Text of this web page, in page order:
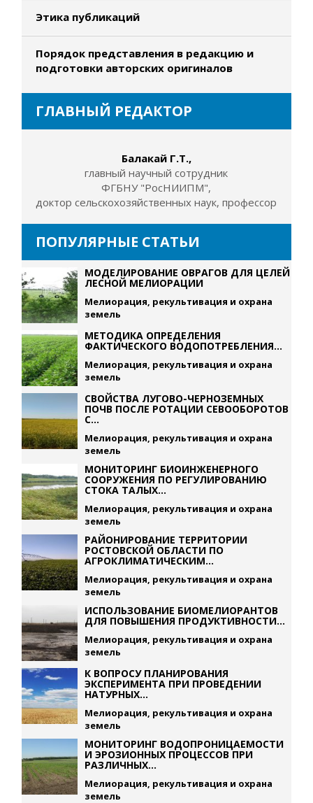
Этика публикаций
Порядок представления в редакцию и
подготовки авторских оригиналов
ГЛАВНЫЙ РЕДАКТОР
Балакай Г.Т.,
главный научный сотрудник
ФГБНУ "РосНИИПМ",
доктор сельскохозяйственных наук, профессор
ПОПУЛЯРНЫЕ СТАТЬИ
МОДЕЛИРОВАНИЕ ОВРАГОВ ДЛЯ ЦЕЛЕЙ
ЛЕСНОЙ МЕЛИОРАЦИИ
Мелиорация, рекультивация и охрана
земель
МЕТОДИКА ОПРЕДЕЛЕНИЯ
ФАКТИЧЕСКОГО ВОДОПОТРЕБЛЕНИЯ...
Мелиорация, рекультивация и охрана
земель
СВОЙСТВА ЛУГОВО-ЧЕРНОЗЕМНЫХ
ПОЧВ ПОСЛЕ РОТАЦИИ СЕВООБОРОТОВ
С...
Мелиорация, рекультивация и охрана
земель
МОНИТОРИНГ БИОИНЖЕНЕРНОГО
СООРУЖЕНИЯ ПО РЕГУЛИРОВАНИЮ
СТОКА ТАЛЫХ...
Мелиорация, рекультивация и охрана
земель
РАЙОНИРОВАНИЕ ТЕРРИТОРИИ
РОСТОВСКОЙ ОБЛАСТИ ПО
АГРОКЛИМАТИЧЕСКИМ...
Мелиорация, рекультивация и охрана
земель
ИСПОЛЬЗОВАНИЕ БИОМЕЛИОРАНТОВ
ДЛЯ ПОВЫШЕНИЯ ПРОДУКТИВНОСТИ...
Мелиорация, рекультивация и охрана
земель
К ВОПРОСУ ПЛАНИРОВАНИЯ
ЭКСПЕРИМЕНТА ПРИ ПРОВЕДЕНИИ
НАТУРНЫХ...
Мелиорация, рекультивация и охрана
земель
МОНИТОРИНГ ВОДОПРОНИЦАЕМОСТИ
И ЭРОЗИОННЫХ ПРОЦЕССОВ ПРИ
РАЗЛИЧНЫХ...
Мелиорация, рекультивация и охрана
земель